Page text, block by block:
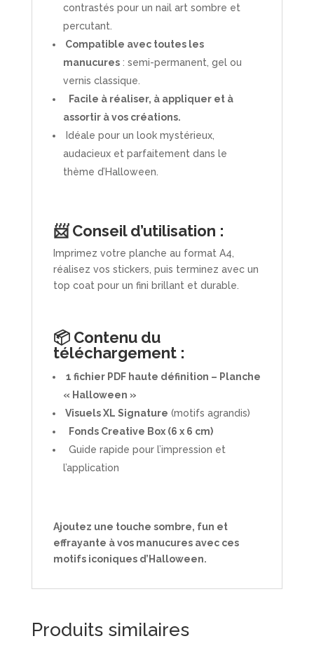
contrastés pour un nail art sombre et
percutant.
Compatible avec toutes les
manucures: semi-permanent, gel ou
vernis classique.
Facile à réaliser, à appliquer et à
assortir à vos créations.
Idéale pour un look mystérieux,
audacieux et parfaitement dans le
thème d’Halloween.
📨 Conseil d’utilisation :
Imprimez votre planche au format A4,
réalisez vos stickers, puis terminez avec un
top coat pour un fini brillant et durable.
📦 Contenu du
téléchargement :
1 fichier PDF haute définition – Planche
« Halloween »
Visuels XL Signature (motifs agrandis)
Fonds Creative Box (6 x 6 cm)
Guide rapide pour l’impression et
l’application
Ajoutez une touche sombre, fun et
effrayante à vos manucures avec ces
motifs iconiques d’Halloween.
Produits similaires